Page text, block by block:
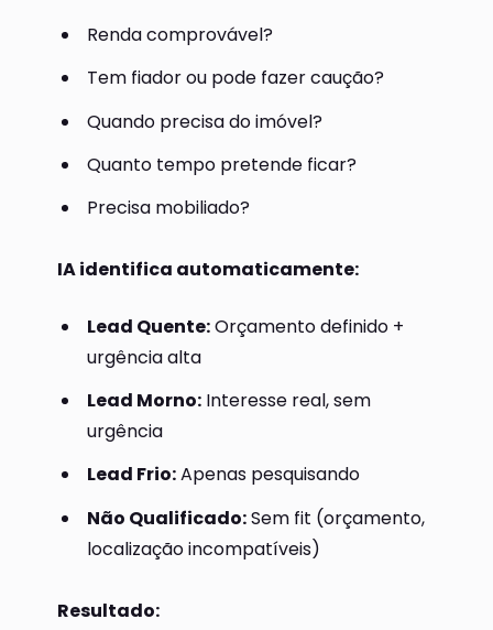
Renda comprovável?
Tem fiador ou pode fazer caução?
Quando precisa do imóvel?
Quanto tempo pretende ficar?
Precisa mobiliado?
IA identifica automaticamente:
Lead Quente:Orçamento definido +
urgência alta
Lead Morno: Interesse real, sem
urgência
Lead Frio:Apenas pesquisando
Não Qualificado:Sem fit (orçamento,
localização incompatíveis)
Resultado: